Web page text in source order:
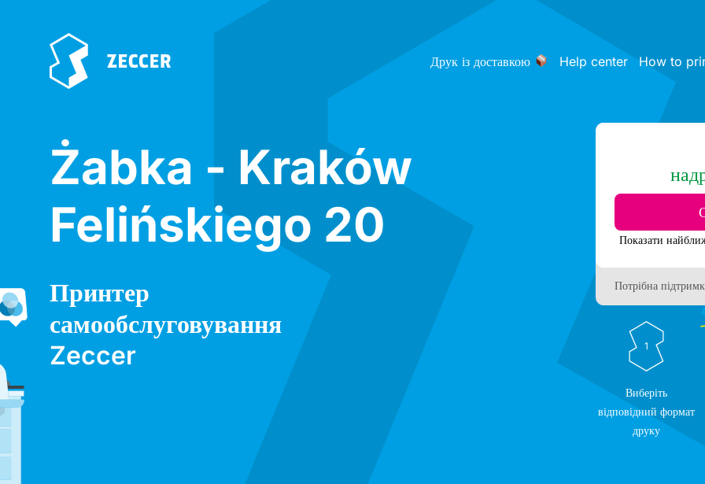
Друк із доставкою Help center How to
Żabka - Kraków
Felińskiego 20
Принтер
самообслуговування
Zeccer
Потрібна
1
Виберіть
відповідний формат
друку